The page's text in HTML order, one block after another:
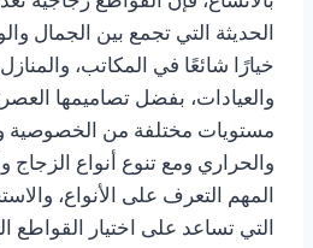
الحديثة التي تجمع بين الجمال
خيارًا شائعًا في المكاتب،
والعيادات، بفضل تصاميمها
مستويات مختلفة من الخصوصية
والحراري ومع تنوع أنواع الزجاج
المهم التعرف على الأنواع،
التي تساعد على اختيار القواطع